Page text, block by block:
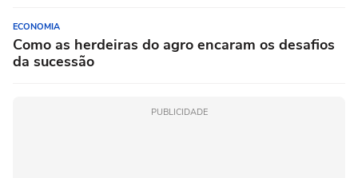
ECONOMIA
Como as herdeiras do agro encaram os desafios
da sucessão
PUBLICIDADE